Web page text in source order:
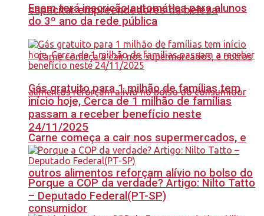
capacitar empreendedores da beleza
Carne começa a cair nos supermercados, e
outros alimentos reforçam alívio no bolso do
consumidor
Enem terá inscrição automática para alunos
do 3º ano da rede pública
Gás gratuito para 1 milhão de famílias tem
início hoje, Cerca de 1 milhão de famílias
passam a receber benefício neste
24/11/2025
Porque a COP da verdade? Artigo: Nilto Tatto
– Deputado Federal(PT-SP)